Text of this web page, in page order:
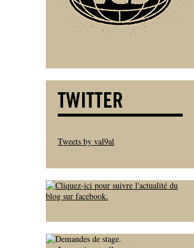
Tweets by val9al